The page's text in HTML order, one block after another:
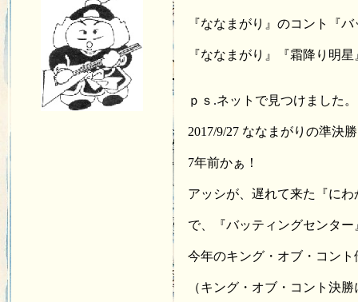
『ななまがり』のコント『バ
『ななまがり』『霜降り明星
ｐｓ.ネットで見つけました。
2017/9/27 ななまがりの準決
7年前かぁ！
アッシが、遅れて来た『に
で、『バッティングセンター
今年のキング・オブ・コント
（キング・オブ・コント決勝